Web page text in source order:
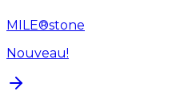
MILE®stone
Nouveau!